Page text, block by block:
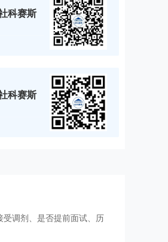
科赛斯
科赛斯
调剂、是否提前面试、历